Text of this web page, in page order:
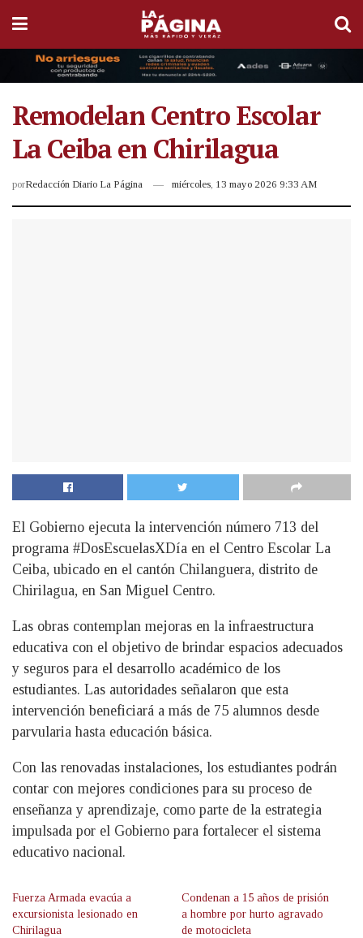
Remodelan Centro Escolar
La Ceiba en Chirilagua
porRedacción Diario La Página miércoles, 13 mayo 2026 9:33 AM
El Gobierno ejecuta la intervención número 713 del
programa #DosEscuelasXDía en el Centro Escolar La
Ceiba, ubicado en el cantón Chilanguera, distrito de
Chirilagua, en San Miguel Centro.
Las obras contemplan mejoras en la infraestructura
educativa con el objetivo de brindar espacios adecuados
y seguros para el desarrollo académico de los
estudiantes. Las autoridades señalaron que esta
intervención beneficiará a más de 75 alumnos desde
parvularia hasta educación básica.
Con las renovadas instalaciones, los estudiantes podrán
contar con mejores condiciones para su proceso de
enseñanza y aprendizaje, como parte de la estrategia
impulsada por el Gobierno para fortalecer el sistema
educativo nacional.
Fuerza Armada evacúa a
excursionista lesionado en
Chirilagua
Condenan a 15 años de prisión
a hombre por hurto agravado
de motocicleta